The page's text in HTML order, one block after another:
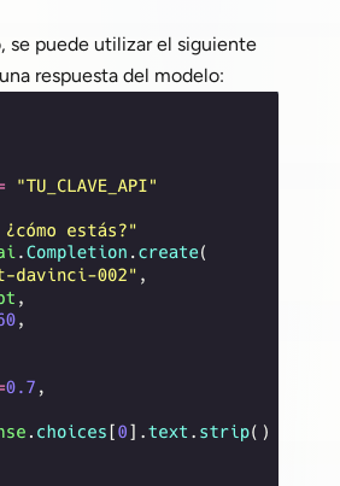
se puede utilizar el siguiente
respuesta del modelo: